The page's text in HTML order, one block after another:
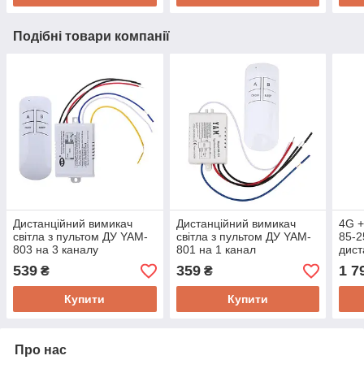
Подібні товари компанії
Дистанційний вимикач
світла з пультом ДУ YAM-
803 на 3 каналу
539 ₴
Купити
Дистанційний вимикач
світла з пультом ДУ YAM-
801 на 1 канал
359₴
Купити
4G
85-
1
Про нас